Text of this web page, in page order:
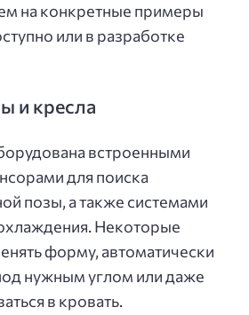
на конкретные примеры
или в разработке
и кресла
встроенными
для поиска
позы, а также системами
Некоторые
форму, автоматически
нужным углом или даже
в кровать.